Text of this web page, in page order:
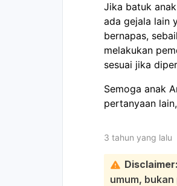
Jika batuk
ada gejala lain
bernapas,
melakukan
sesuai jika
Semoga anak
pertanyaan
3 tahun yang lalu
Disclaimer:
umum,